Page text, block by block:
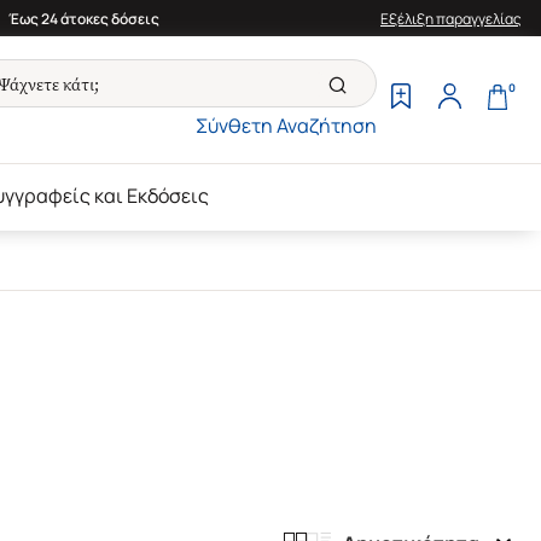
Έως 24 άτοκες δόσεις Εξέλιξη παραγγελίας
Σύνθετη Αναζήτηση
0
και Εκδόσεις